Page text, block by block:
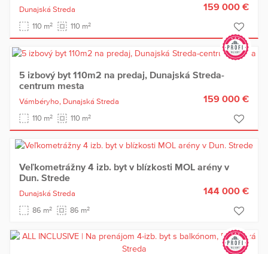
Dunajská Streda
110 m2 110 m2
159 000 €
5 izbový byt 110m2 na predaj, Dunajská Streda-
centrum mesta
Vámbéryho, Dunajská Streda
110 m2 110 m2
159 000 €
Veľkometrážny 4 izb. byt v blízkosti MOL arény v
Dun. Strede
Dunajská Streda
86 m2 86 m2
144 000 €